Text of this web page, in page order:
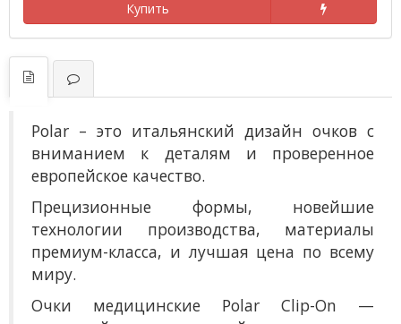
Купить
Polar – это итальянский дизайн очков с
вниманием к деталям и проверенное
европейское качество.
Прецизионные формы, новейшие
технологии производства, материалы
премиум-класса, и лучшая цена по всему
миру.
Очки медицинские Polar Clip-On —